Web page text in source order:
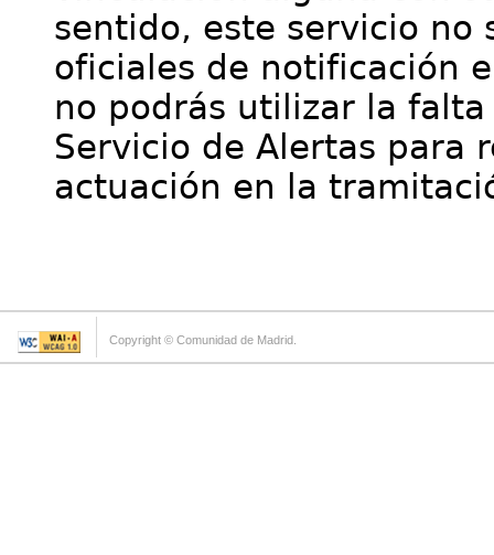
sentido, este servicio no
oficiales de notificación
no podrás utilizar la
Servicio de Alertas para
actuación en la
Copyright © Comunidad de Madrid.